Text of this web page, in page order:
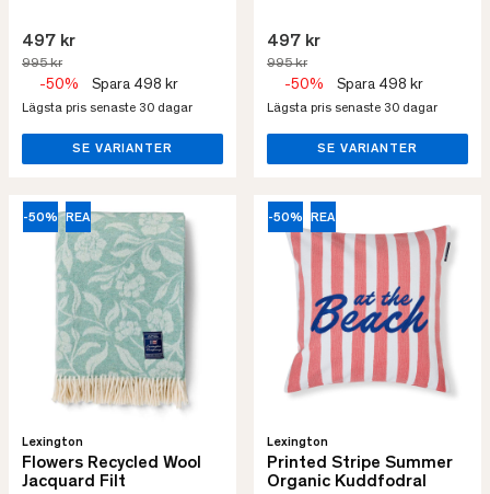
497 kr
995 kr
-50% Spara 498 kr
Lägsta pris senaste 30 dagar
SE VARIANTER
497 kr
995 kr
-50% Spara 498 kr
Lägsta pris senaste 30 dagar
SE VARIANTER
-50% REA
Lexington
Flowers Recycled Wool
Jacquard Filt
-50% REA
Lexington
Printed Stripe Summer
Organic Kuddfodral